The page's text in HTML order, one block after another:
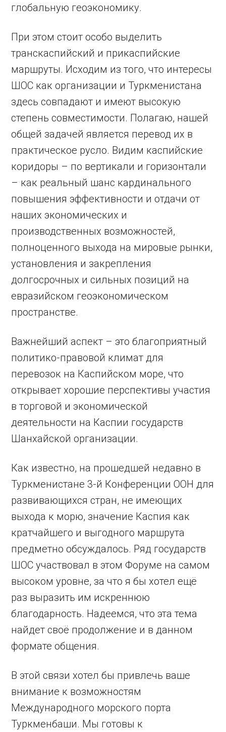
глобальную геоэкономику.
При этом стоит особо выделить
транскаспийский и прикаспийские
маршруты. Исходим из того, что интересы
ШОС как организации и Туркменистана
здесь совпадают и имеют высокую
степень совместимости. Полагаю, нашей
общей задачей является перевод их в
практическое русло. Видим каспийские
коридоры – по вертикали и горизонтали
– как реальный шанс кардинального
повышения эффективности и отдачи от
наших экономических и
производственных возможностей,
полноценного выхода на мировые рынки,
установления и закрепления
долгосрочных и сильных позиций на
евразийском геоэкономическом
пространстве.
Важнейший аспект – это благоприятный
политико-правовой климат для
перевозок на Каспийском море, что
открывает хорошие перспективы участия
в торговой и экономической
деятельности на Каспии государств
Шанхайской организации.
Как известно, на прошедшей недавно в
Туркменистане 3-й Конференции ООН для
развивающихся стран, не имеющих
выхода к морю, значение Каспия как
кратчайшего и выгодного маршрута
предметно обсуждалось. Ряд государств
ШОС участвовал в этом Форуме на самом
высоком уровне, за что я бы хотел ещё
раз выразить им искреннюю
благодарность. Надеемся, что эта тема
найдет своё продолжение и в данном
формате общения.
В этой связи хотел бы привлечь ваше
внимание к возможностям
Международного морского порта
Туркменбаши. Мы готовы к